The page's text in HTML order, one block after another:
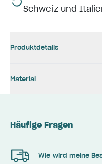
Schweiz und
Produktdetails
Material
Häufige Fragen
Wie wird meine